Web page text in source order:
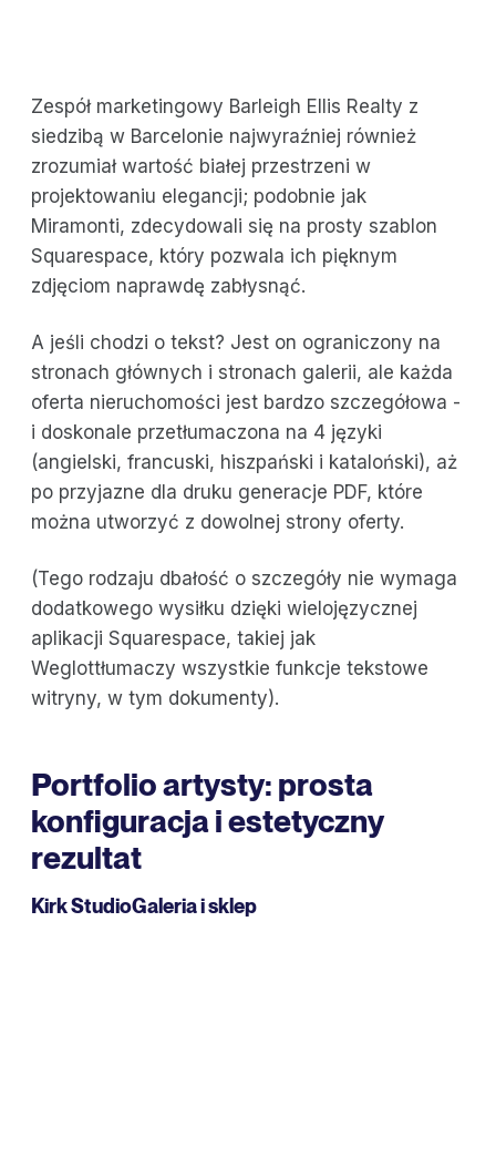
Zespół marketingowy Barleigh Ellis Realty z
siedzibą w Barcelonie najwyraźniej również
zrozumiał wartość białej przestrzeni w
projektowaniu elegancji; podobnie jak
Miramonti, zdecydowali się na prosty szablon
Squarespace, który pozwala ich pięknym
zdjęciom naprawdę zabłysnąć.
A jeśli chodzi o tekst? Jest on ograniczony na
stronach głównych i stronach galerii, ale każda
oferta nieruchomości jest bardzo szczegółowa -
i doskonale przetłumaczona na 4 języki
(angielski, francuski, hiszpański i kataloński), aż
po przyjazne dla druku generacje PDF, które
można utworzyć z dowolnej strony oferty.
(Tego rodzaju dbałość o szczegóły nie wymaga
dodatkowego wysiłku dzięki wielojęzycznej
aplikacji Squarespace, takiej jak
Weglottłumaczy wszystkie funkcje tekstowe
witryny, w tym dokumenty).
Portfolio artysty: prosta
konfiguracja i estetyczny
rezultat
Kirk StudioGaleria i sklep